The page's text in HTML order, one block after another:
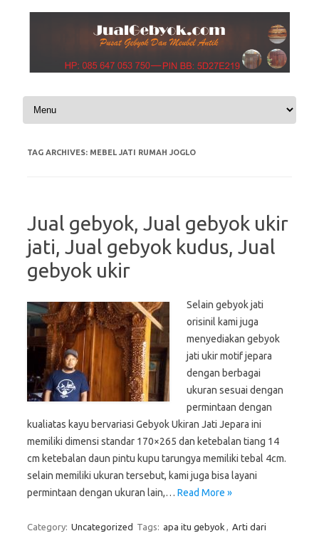
Skip to content
TAG ARCHIVES: MEBEL JATI RUMAH JOGLO
Jual gebyok, Jual gebyok ukir
jati, Jual gebyok kudus, Jual
gebyok ukir
Selain gebyok jati
orisinil kami juga
menyediakan gebyok
jati ukir motif jepara
dengan berbagai
ukuran sesuai dengan
permintaan dengan
kualiatas kayu bervariasi Gebyok Ukiran Jati Jepara ini
memiliki dimensi standar 170×265 dan ketebalan tiang 14
cm ketebalan daun pintu kupu tarungya memiliki tebal 4cm.
selain memiliki ukuran tersebut, kami juga bisa layani
permintaan dengan ukuran lain,… Read More »
Category: Uncategorized Tags: apa itu gebyok , Arti dari